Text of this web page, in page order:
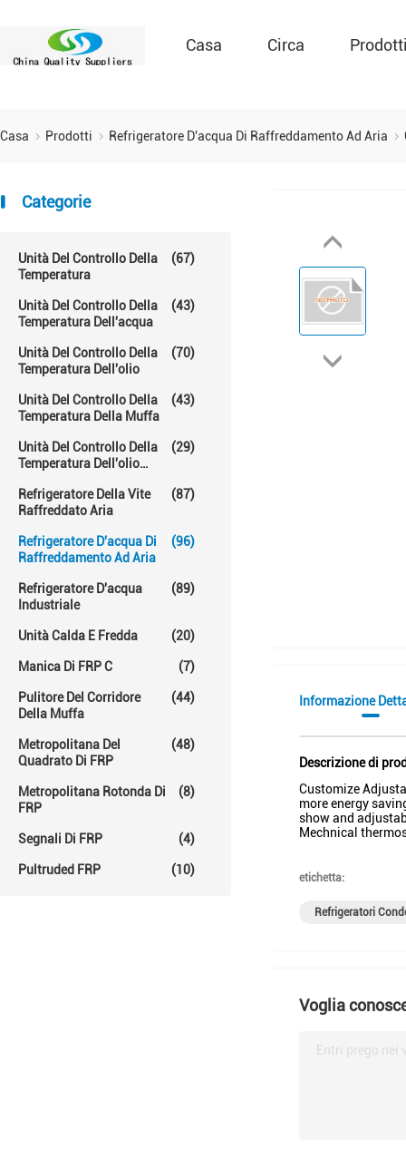
Casa Circa
Casa Prodotti Refrigeratore D'acqua Di Raffreddamento Ad Aria
Categorie
Unità Del Controllo Della
Temperatura
(67)
Unità Del Controllo Della
Temperatura Dell'acqua
(43)
Unità Del Controllo Della
Temperatura Dell'olio
(70)
Unità Del Controllo Della
Temperatura Della Muffa
(43)
Unità Del Controllo Della
Temperatura Dell'olio
(29)
Refrigeratore Della Vite
Raffreddato Aria
(87)
Refrigeratore D'acqua Di
Raffreddamento Ad Aria
(96)
Refrigeratore D'acqua
Industriale
(89)
Unità Calda E Fredda (20)
Manica Di FRP C (7)
Pulitore Del Corridore
Della Muffa
(44)
Metropolitana Del
Quadrato Di FRP
(48)
Metropolitana Rotonda Di
FRP
(8)
Segnali Di FRP (4)
Pultruded FRP (10)
Informazione
Descrizione di
Customize
more energy
show and
Mechnical
etichetta:
Refrigeratori
Voglia
Entri prego